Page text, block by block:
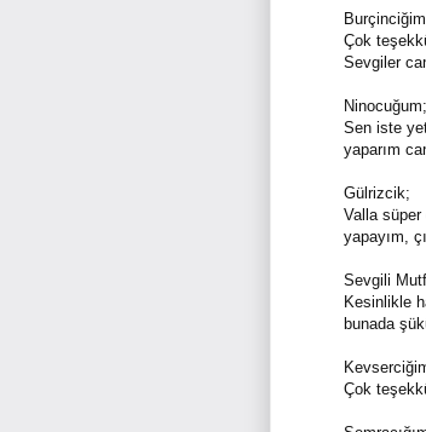
Çok
Sevgiler
Ninocuğum;
Sen iste
yaparım
Gülrizcik;
Valla süper
yapayım,
Sevgili
Kesinlikle
bunada
Çok